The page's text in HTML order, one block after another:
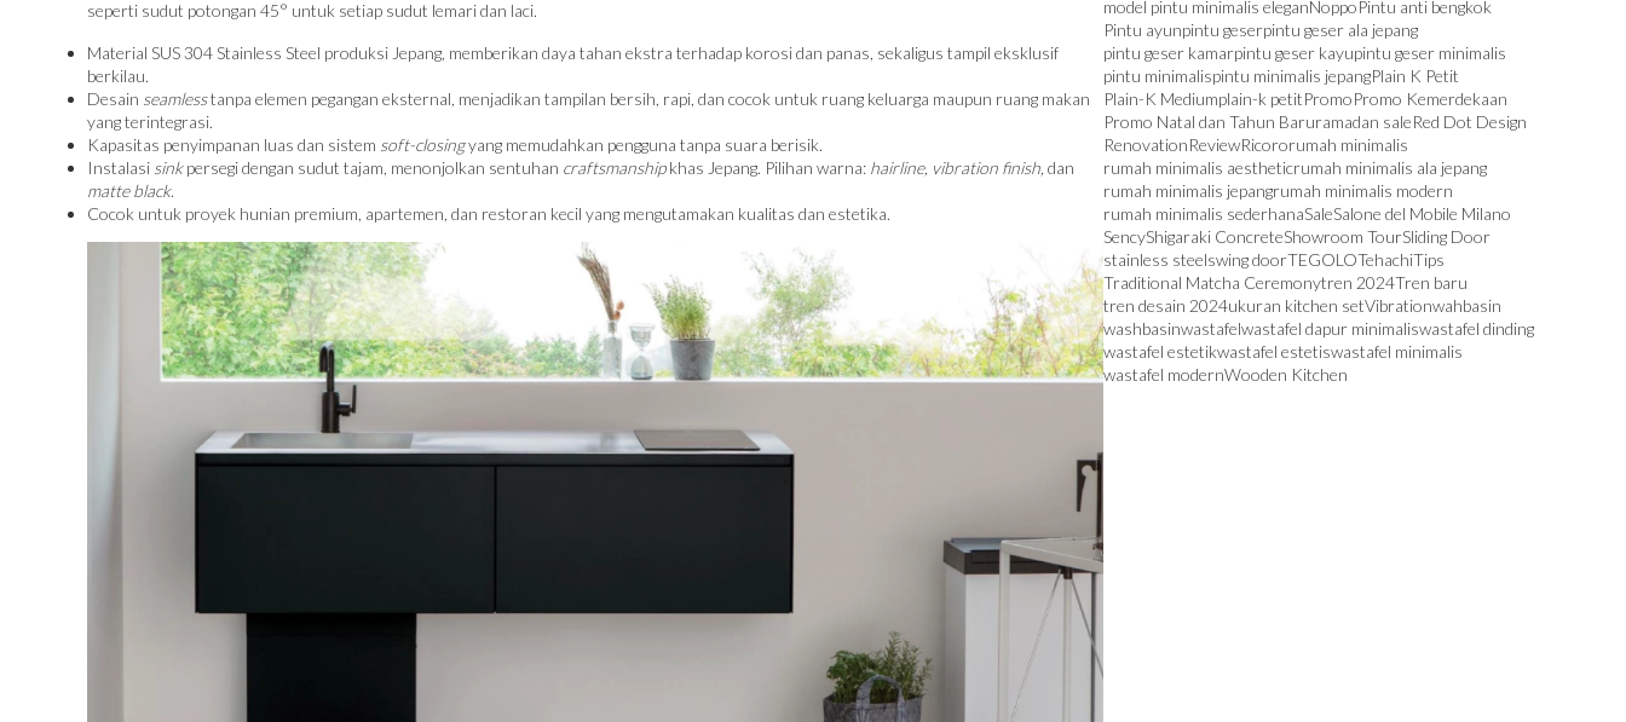
seperti sudut potongan 45° untuk setiap sudut lemari dan laci.
Material SUS 304 Stainless Steel produksi Jepang, memberikan daya tahan ekstra terhadap korosi dan panas, sekaligus tampil eksklusif
berkilau.
Desain seamlesstanpa elemen pegangan eksternal, menjadikan tampilan bersih, rapi, dan cocok untuk ruang keluarga maupun ruang makan
yang terintegrasi.
Kapasitas penyimpanan luas dan sistem soft-closingyang memudahkan pengguna tanpa suara berisik.
Instalasi sinkpersegi dengan sudut tajam, menonjolkan sentuhan craftsmanshipkhas Jepang. Pilihan warna: hairline, vibration finish, dan
matte black.
Cocok untuk proyek hunian premium, apartemen, dan restoran kecil yang mengutamakan kualitas dan estetika.
model pintu minimalis eleganNoppoPintu anti bengkok
Pintu ayunpintu geserpintu geser ala jepang
pintu geser kamarpintu geser kayupintu geser minimalis
pintu minimalispintu minimalis jepangPlain K Petit
Plain-K Mediumplain-k petitPromoPromo Kemerdekaan
Promo Natal dan Tahun Baruramadan saleRed Dot Design
RenovationReviewRicororumah minimalis
rumah minimalis aestheticrumah minimalis ala jepang
rumah minimalis jepangrumah minimalis modern
rumah minimalis sederhanaSaleSalone del Mobile Milano
SencyShigaraki ConcreteShowroom TourSliding Door
stainless steelswing doorTEGOLOTehachiTips
Traditional Matcha Ceremonytren 2024Tren baru
tren desain 2024ukuran kitchen setVibrationwahbasin
washbasinwastafelwastafel dapur minimaliswastafel dinding
wastafel estetikwastafel estetiswastafel minimalis
wastafel modernWooden Kitchen